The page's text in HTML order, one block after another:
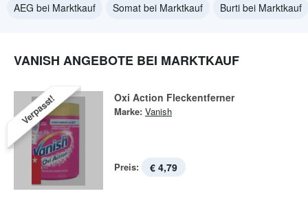
AEG bei Marktkauf
Somat bei Marktkauf Burti bei Marktkauf
VANISH ANGEBOTE BEI MARKTKAUF
Verpasst! Oxi Action Fleckentferner
Marke: Vanish
Preis: € 4,79